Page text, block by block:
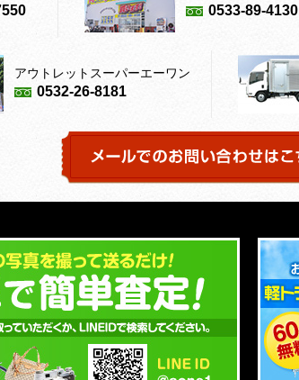
0533-89-4130
アウトレットスーパーエーワン
0532-26-8181